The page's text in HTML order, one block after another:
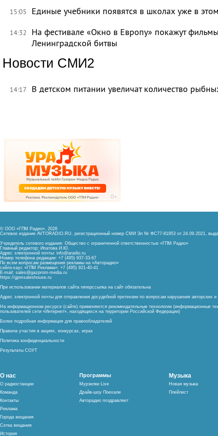
15:05 Единые учебники появятся в школах уже в
14:32
На фестивале «Окно в Европу» покажут
Ленинградской битвы
Новости СМИ2
14:17 В детском питании увеличат количество
© ООО «ГПМ Радио», 2026
Сетевое издание AVTORADIO.RU, регистрационный номер СМИ Эл № ФС77-81953 от 24.09.2021,
Учредитель сетевого издания: Общество с ограниченной ответственностью «ГПМ Радио»
Главный редактор: Ипатова И.Ю.
Адрес электронной почты: info@aradio.ru
Номер телефона редакции: +7 (495) 937-33-67
По всем вопросам размещения рекламы на «Авторадио»
сейлз-хаус «ГПМ Реклама»: +7 (495) 921-40-41
E-mail: sales@gazprom-media.ru
https://gpmsaleshouse.ru
При использовании материалов сайта гиперссылка на сайт обязательна
Адрес электронной почты для отправления досудебной претензии по вопросам нарушения авторских
На информационном ресурсе (сайте) применяются рекомендательные технологии (информационные
пользователей сети «Интернет», находящихся на территории Российской Федерации)
Более подробная информация для правообладателей
Правила участия в акциях, конкурсах, играх
Политика конфиденциальности
Результаты СОУТ
О нас
О радиостанции
Команда
Контакты
Реклама
Города вещания
Сетка вещания
История
Программы
Мурзилки Live
Драйв-шоу Поехали
Авторадио поздравляет
Музыка
Новая музыка
Плейлист